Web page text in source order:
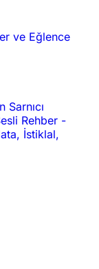
ve Eğlence
Rehber -
İstiklal,